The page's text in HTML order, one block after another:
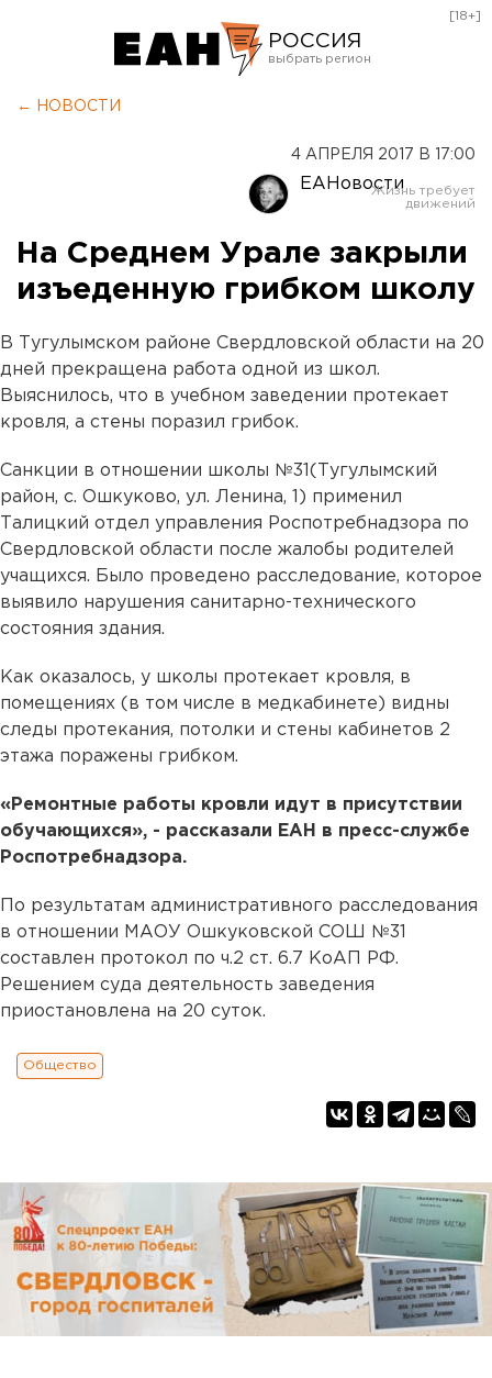
РОССИЯ
Оренбург
[18+]
← НОВОСТИ
4 АПРЕЛЯ 2017 В 17:00
ЕАНовости
На Среднем Урале закрыли
изъеденную грибком школу
В Тугулымском районе Свердловской области на 20
дней прекращена работа одной из школ.
Выяснилось, что в учебном заведении протекает
кровля, а стены поразил грибок.
Санкции в отношении школы №31(Тугулымский
район, с. Ошкуково, ул. Ленина, 1) применил
Талицкий отдел управления Роспотребнадзора по
Свердловской области после жалобы родителей
учащихся. Было проведено расследование, которое
выявило нарушения санитарно-технического
состояния здания.
Как оказалось, у школы протекает кровля, в
помещениях (в том числе в медкабинете) видны
следы протекания, потолки и стены кабинетов 2
этажа поражены грибком.
«Ремонтные работы кровли идут в присутствии
обучающихся», - рассказали ЕАН в пресс-службе
Роспотребнадзора.
По результатам административного расследования
в отношении МАОУ Ошкуковской СОШ №31
составлен протокол по ч.2 ст. 6.7 КоАП РФ.
Решением суда деятельность заведения
приостановлена на 20 суток.
Общество